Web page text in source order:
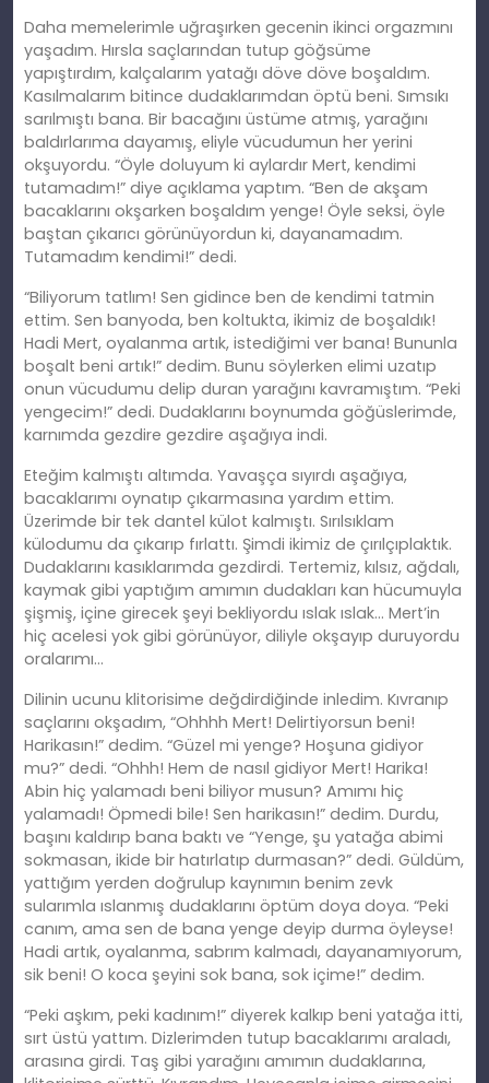
Daha memelerimle uğraşırken gecenin ikinci orgazmını
yaşadım. Hırsla saçlarından tutup göğsüme
yapıştırdım, kalçalarım yatağı döve döve boşaldım.
Kasılmalarım bitince dudaklarımdan öptü beni. Sımsıkı
sarılmıştı bana. Bir bacağını üstüme atmış, yarağını
baldırlarıma dayamış, eliyle vücudumun her yerini
okşuyordu. “Öyle doluyum ki aylardır Mert, kendimi
tutamadım!” diye açıklama yaptım. “Ben de akşam
bacaklarını okşarken boşaldım yenge! Öyle seksi, öyle
baştan çıkarıcı görünüyordun ki, dayanamadım.
Tutamadım kendimi!” dedi.
“Biliyorum tatlım! Sen gidince ben de kendimi tatmin
ettim. Sen banyoda, ben koltukta, ikimiz de boşaldık!
Hadi Mert, oyalanma artık, istediğimi ver bana! Bununla
boşalt beni artık!” dedim. Bunu söylerken elimi uzatıp
onun vücudumu delip duran yarağını kavramıştım. “Peki
yengecim!” dedi. Dudaklarını boynumda göğüslerimde,
karnımda gezdire gezdire aşağıya indi.
Eteğim kalmıştı altımda. Yavaşça sıyırdı aşağıya,
bacaklarımı oynatıp çıkarmasına yardım ettim.
Üzerimde bir tek dantel külot kalmıştı. Sırılsıklam
külodumu da çıkarıp fırlattı. Şimdi ikimiz de çırılçıplaktık.
Dudaklarını kasıklarımda gezdirdi. Tertemiz, kılsız, ağdalı,
kaymak gibi yaptığım amımın dudakları kan hücumuyla
şişmiş, içine girecek şeyi bekliyordu ıslak ıslak… Mert’in
hiç acelesi yok gibi görünüyor, diliyle okşayıp duruyordu
oralarımı…
Dilinin ucunu klitorisime değdirdiğinde inledim. Kıvranıp
saçlarını okşadım, “Ohhhh Mert! Delirtiyorsun beni!
Harikasın!” dedim. “Güzel mi yenge? Hoşuna gidiyor
mu?” dedi. “Ohhh! Hem de nasıl gidiyor Mert! Harika!
Abin hiç yalamadı beni biliyor musun? Amımı hiç
yalamadı! Öpmedi bile! Sen harikasın!” dedim. Durdu,
başını kaldırıp bana baktı ve “Yenge, şu yatağa abimi
sokmasan, ikide bir hatırlatıp durmasan?” dedi. Güldüm,
yattığım yerden doğrulup kaynımın benim zevk
sularımla ıslanmış dudaklarını öptüm doya doya. “Peki
canım, ama sen de bana yenge deyip durma öyleyse!
Hadi artık, oyalanma, sabrım kalmadı, dayanamıyorum,
sik beni! O koca şeyini sok bana, sok içime!” dedim.
“Peki aşkım, peki kadınım!” diyerek kalkıp beni yatağa itti,
sırt üstü yattım. Dizlerimden tutup bacaklarımı araladı,
arasına girdi. Taş gibi yarağını amımın dudaklarına,